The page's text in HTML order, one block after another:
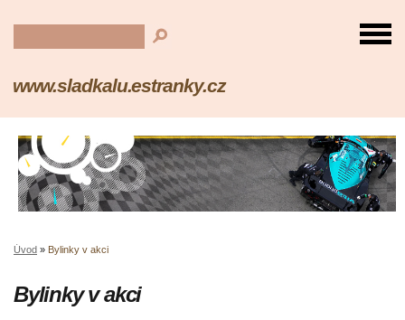
www.sladkalu.estranky.cz
Úvod » Bylinky v akci
Bylinky v akci